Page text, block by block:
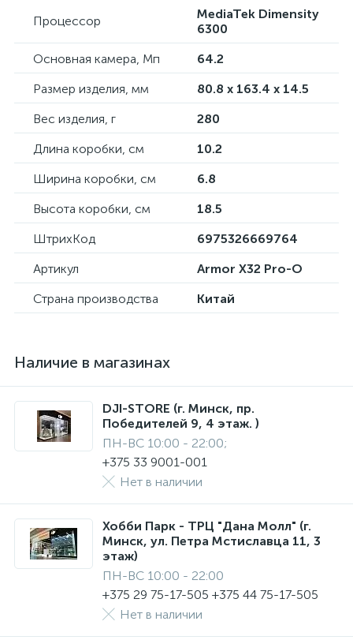
Процессор
MediaTek Dimensity
6300
Основная камера, Мп
64.2
Размер изделия, мм
80.8 x 163.4 x 14.5
Вес изделия, г
280
Длина коробки, см
10.2
Ширина коробки, см
6.8
Высота коробки, см
18.5
ШтрихКод
6975326669764
Артикул
Armor X32 Pro-O
Страна производства
Китай
Наличие в магазинах
DJI-STORE (г. Минск, пр.
Победителей 9, 4 этаж. )
ПН-ВС 10:00 - 22:00;
+375 33 9001-001
Нет в наличии
Хобби Парк - ТРЦ "Дана Молл" (г.
Минск, ул. Петра Мстиславца 11, 3
этаж)
ПН-ВС 10:00 - 22:00
+375 29 75-17-505 +375 44 75-17-505
Нет в наличии